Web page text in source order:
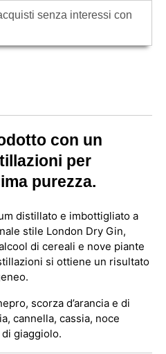
senza interessi con
con un
per
purezza.
distillato e imbottigliato a
stile London Dry Gin,
di cereali e nove piante
si ottiene un risultato
scorza d’arancia e di
cannella, cassia, noce
giaggiolo.